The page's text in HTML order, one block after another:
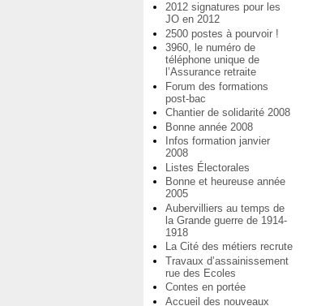
2012 signatures pour les
JO en 2012
2500 postes à pourvoir !
3960, le numéro de
téléphone unique de
l’Assurance retraite
Forum des formations
post-bac
Chantier de solidarité 2008
Bonne année 2008
Infos formation janvier
2008
Listes Électorales
Bonne et heureuse année
2005
Aubervilliers au temps de
la Grande guerre de 1914-
1918
La Cité des métiers recrute
Travaux d’assainissement
rue des Ecoles
Contes en portée
Accueil des nouveaux